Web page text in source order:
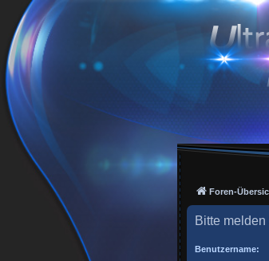
Foren-
Bitte
Benutzername: